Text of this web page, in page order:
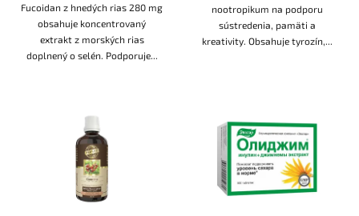
Fucoidan z hnedých rias 280 mg
obsahuje koncentrovaný
extrakt z morských rias
doplnený o selén. Podporuje...
nootropikum na podporu
sústredenia, pamäti a
kreativity. Obsahuje tyrozín,...